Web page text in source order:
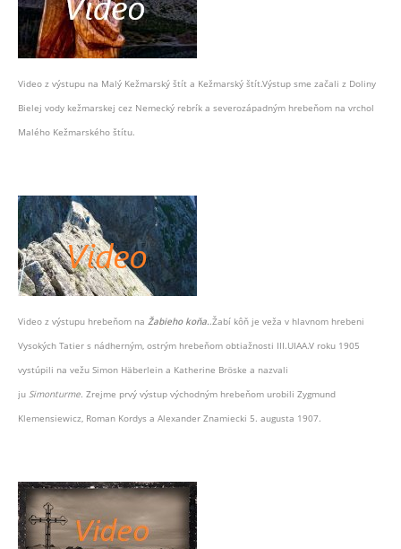
Video z výstupu na Malý Kežmarský štít a Kežmarský štít.Výstup sme začali z Doliny
Bielej vody kežmarskej cez Nemecký rebrík a severozápadným hrebeňom na vrchol
Malého Kežmarského štítu.
Video z výstupu hrebeňom na Žabieho koňa..Žabí kôň je veža v hlavnom hrebeni
Vysokých Tatier s nádherným, ostrým hrebeňom obtiažnosti III.UIAA.V roku 1905
vystúpili na vežu Simon Häberlein a Katherine Bröske a nazvali
ju Simonturme. Zrejme prvý výstup východným hrebeňom urobili Zygmund
Klemensiewicz, Roman Kordys a Alexander Znamiecki 5. augusta 1907.